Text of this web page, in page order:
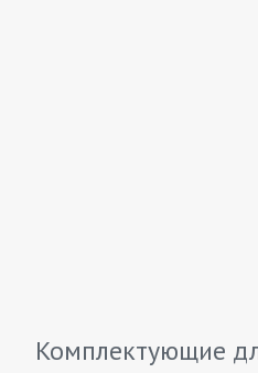
Комплектующие